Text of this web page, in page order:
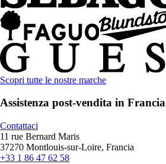
Scopri tutte le nostre marche
Assistenza post-vendita in Francia
Contattaci
11 rue Bernard Maris
37270 Montlouis-sur-Loire, Francia
+33 1 86 47 62 58